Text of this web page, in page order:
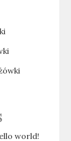
world!